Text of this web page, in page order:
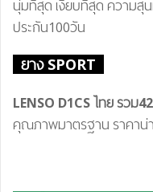
นุ่มที่สุด เงียบที่สุด ความสุ
ประกัน100วัน
ยาง SPORT
LENSO D1CS ไทย รวม42
คุณภาพมาตรฐาน ราคาน่